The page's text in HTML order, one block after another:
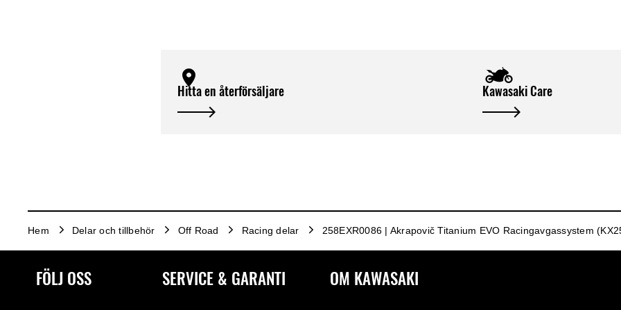
Hitta en återförsäljare Kawasaki Care
Hem Delar och tillbehör Off Road Racing delar 258EXR0086 | Akrapovič Titanium EVO Racingavgassystem
FÖLJ OSS SERVICE & GARANTI OM KAWASAKI